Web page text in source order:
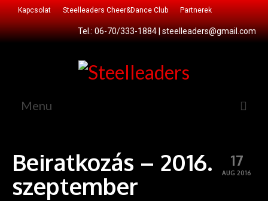
Kapcsolat Steelleaders Cheer&Dance Club Partnerek
Tel.: 06-70/333-1884 |steelleaders@gmail.com
Menu
Csatlakozz!
Cheer&Dance Club
17
AUG 2016
Beiratkozás – 2016.
szeptember